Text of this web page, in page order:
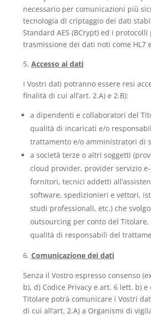
necessario per comunicazioni più
tecnologia di criptaggio dei dati
Standard AES (BCrypt) ed i
trasmissione dei dati noti come HL7 e
Accesso ai dati
I Vostri dati potranno essere resi
finalità di cui all’art. 2.A) e 2.B):
a dipendenti e collaboratori del
qualità di incaricati e/o
trattamento e/o amministratori di
a società terze o altri soggetti
cloud provider, provider servizio
fornitori, tecnici addetti
software, spedizionieri e vettori,
studi professionali, etc.) che
outsourcing per conto del
qualità di responsabili del
Comunicazione dei dati
Senza il Vostro espresso consenso
b), d) Codice Privacy e art. 6 lett. b) e
Titolare potrà comunicare i Vostri
di cui all’art. 2.A) a Organismi di